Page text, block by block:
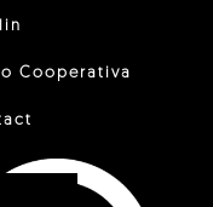
Cooperativa